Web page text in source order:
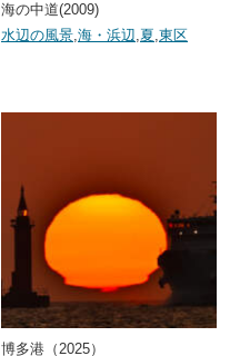
海の中道(2009)
水辺の風景,海・浜辺,夏,東区
博多港（2025）